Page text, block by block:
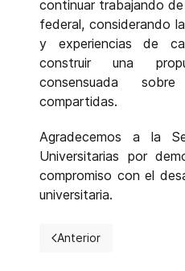
continuar trabajando
federal, considerando
y experiencias de
construir una
consensuada
compartidas.
Agradecemos a la
Universitarias por
compromiso con el
universitaria.
Artículo anterior:
Anterior